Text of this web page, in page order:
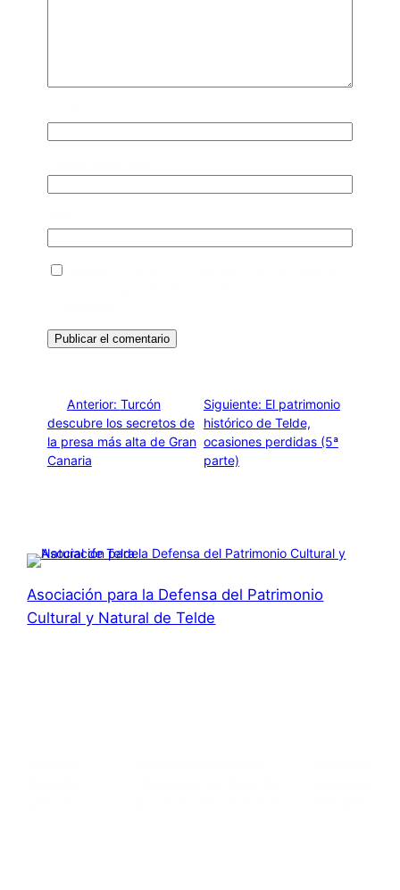
Anterior: Turcón
descubre los secretos de
la presa más alta de Gran
Canaria
Siguiente: El patrimonio
histórico de Telde,
ocasiones perdidas (5ª
parte)
Asociación para la Defensa del Patrimonio
Cultural y Natural de Telde